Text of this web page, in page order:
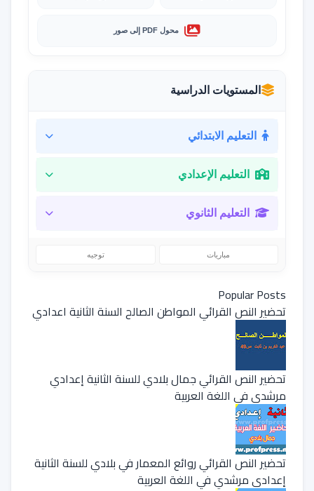
محول PDF إلى صور
المستويات الدراسية
التعليم الابتدائي
التعليم الإعدادي
التعليم الثانوي
مباريات توجيه
Popular Posts
تحضير النص القرائي المواطن الصالح السنة الثانية اعدادي
تحضير النص القرائي جمال بلادي للسنة الثانية إعدادي
مرشدي في اللغة العربية
تحضير النص القرائي روائع المعمار في بلادي للسنة الثانية
إعدادي مرشدي في اللغة العربية